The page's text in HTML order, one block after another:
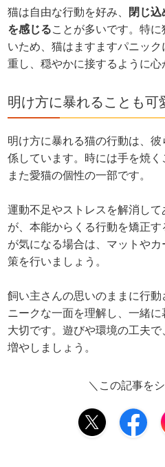
猫は自由な行動を好み、
閉じ
を感じることが多いです。特
いため、猫はますますパニッ
重し、穏やかに接するように心
明け方に暴れることも可
明け方に暴れる猫の行動は、
係しています。時には手を焼
また愛猫の個性の一部です。
運動不足やストレスを解消し
が、本能からくる行動を矯正
が気になる場合は、マットや
策を行いましょう。
飼い主さんの思いのままに行
ニークな一面を理解し、一緒
大切です。遊びや環境の工夫
増やしましょう。
＼この記事を